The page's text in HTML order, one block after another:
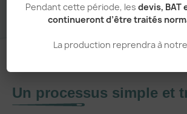
Pendant cette période, les devis, BAT
continueront d’être traités
La production reprendra à
Un processus simple et